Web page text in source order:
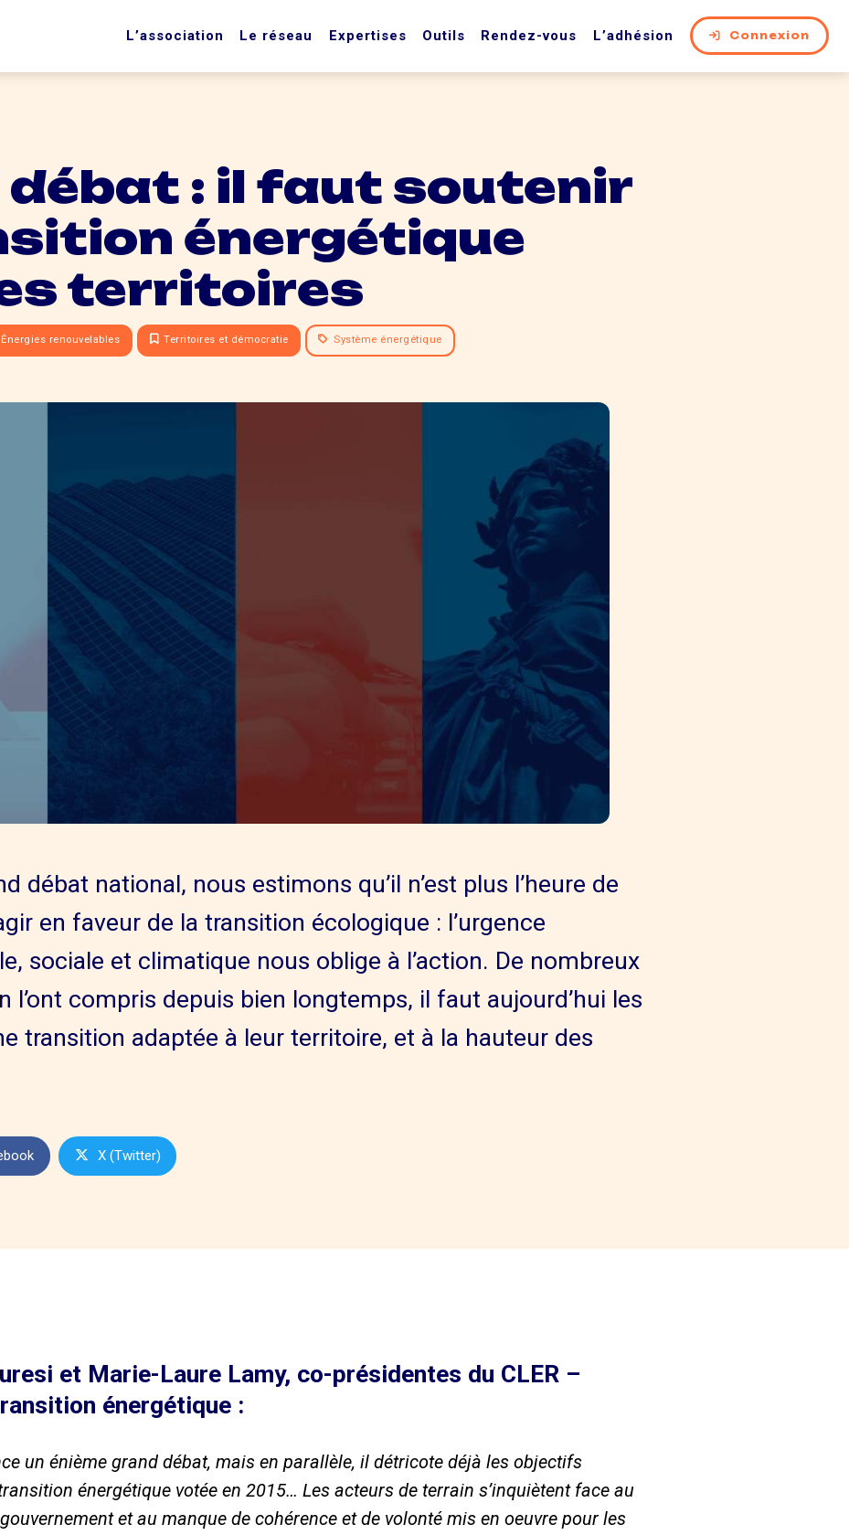
L’association Le réseau Expertises Outils Rendez-vous L’adhésion Connexion
débat : il faut soutenir
énergétique
territoires
Énergies renouvelables Territoires et démocratie Système énergétique
débat national, nous estimons qu’il n’est plus l’heure de
en faveur de la transition écologique : l’urgence
sociale et climatique nous oblige à l’action. De nombreux
l’ont compris depuis bien longtemps, il faut aujourd’hui les
transition adaptée à leur territoire, et à la hauteur des
X (Twitter)
et Marie-Laure Lamy, co-présidentes du CLER –
énergétique :
un énième grand débat, mais en parallèle, il détricote déjà les objectifs
énergétique votée en 2015… Les acteurs de terrain s’inquiètent face au
et au manque de cohérence et de volonté mis en oeuvre pour les